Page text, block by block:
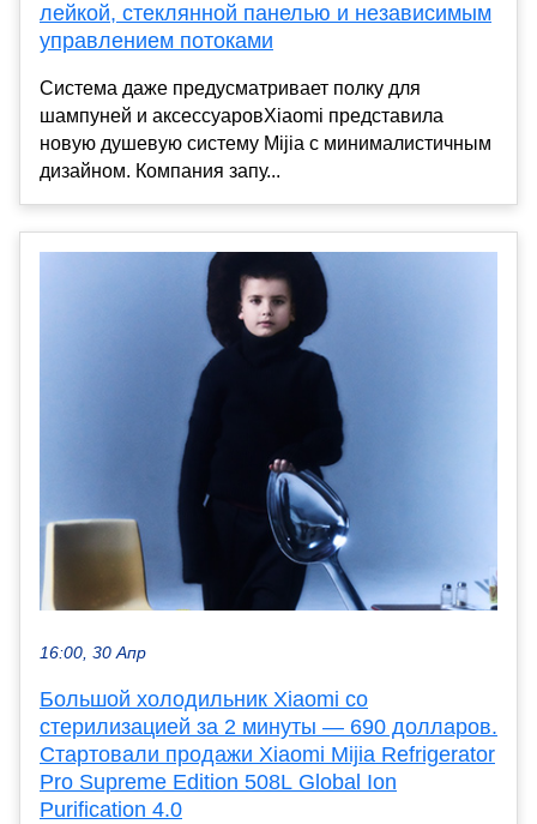
лейкой, стеклянной панелью и независимым
управлением потоками
Система даже предусматривает полку для
шампуней и аксессуаровXiaomi представила
новую душевую систему Mijia с минималистичным
дизайном. Компания запу...
16:00, 30 Апр
Большой холодильник Xiaomi со
стерилизацией за 2 минуты — 690 долларов.
Стартовали продажи Xiaomi Mijia Refrigerator
Pro Supreme Edition 508L Global Ion
Purification 4.0